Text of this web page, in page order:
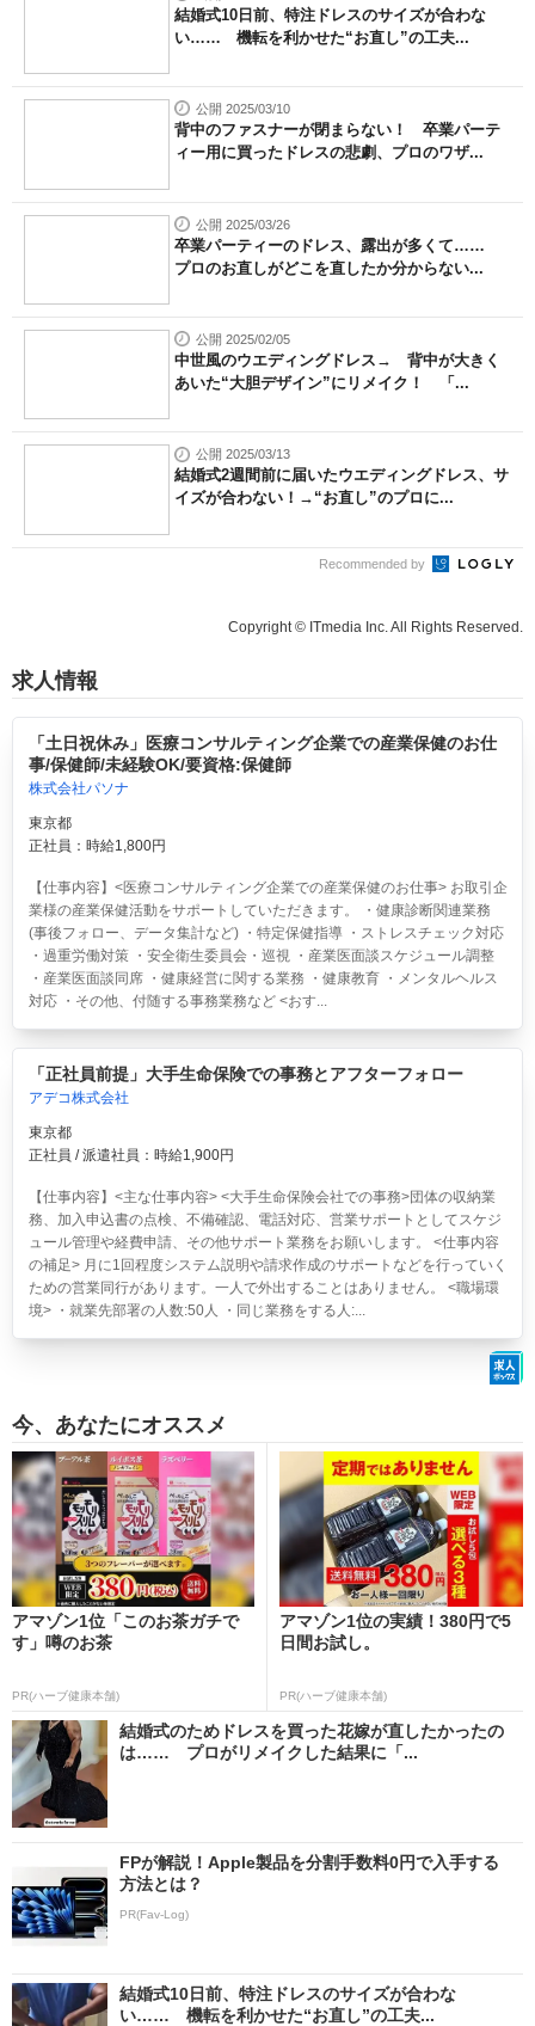
結婚式10日前、特注ドレスのサイズが合わな
い…… 機転を利かせた“お直し”の工夫...
公開 2025/03/10
背中のファスナーが閉まらない！ 卒業パーテ
ィー用に買ったドレスの悲劇、プロのワザ...
公開 2025/03/26
卒業パーティーのドレス、露出が多くて……
プロのお直しがどこを直したか分からない...
公開 2025/02/05
中世風のウエディングドレス→ 背中が大きく
あいた“大胆デザイン”にリメイク！ 「...
公開 2025/03/13
結婚式2週間前に届いたウエディングドレス、サ
イズが合わない！→“お直し”のプロに...
Recommended by
Copyright © ITmedia Inc. All Rights Reserved.
求人情報
「土日祝休み」医療コンサルティング企業での産業保健のお仕
事/保健師/未経験OK/要資格:保健師
株式会社パソナ
東京都
正社員：時給1,800円
【仕事内容】<医療コンサルティング企業での産業保健のお仕事> お取引企
業様の産業保健活動をサポートしていただきます。 ・健康診断関連業務
(事後フォロー、データ集計など) ・特定保健指導 ・ストレスチェック対応
・過重労働対策 ・安全衛生委員会・巡視 ・産業医面談スケジュール調整
・産業医面談同席 ・健康経営に関する業務 ・健康教育 ・メンタルヘルス
対応 ・その他、付随する事務業務など <おす...
「正社員前提」大手生命保険での事務とアフターフォロー
アデコ株式会社
東京都
正社員 / 派遣社員：時給1,900円
【仕事内容】<主な仕事内容> <大手生命保険会社での事務>団体の収納業
務、加入申込書の点検、不備確認、電話対応、営業サポートとしてスケジ
ュール管理や経費申請、その他サポート業務をお願いします。 <仕事内容
の補足> 月に1回程度システム説明や請求作成のサポートなどを行っていく
ための営業同行があります。一人で外出することはありません。 <職場環
境> ・就業先部署の人数:50人 ・同じ業務をする人:...
今、あなたにオススメ
アマゾン1位「このお茶ガチで
す」噂のお茶
PR(ハーブ健康本舗)
アマゾン1位の実績！380円で5
日間お試し。
PR(ハーブ健康本舗)
結婚式のためドレスを買った花嫁が直したかったの
は…… プロがリメイクした結果に「...
FPが解説！Apple製品を分割手数料0円で入手する
方法とは？
PR(Fav-Log)
結婚式10日前、特注ドレスのサイズが合わな
い…… 機転を利かせた“お直し”の工夫...